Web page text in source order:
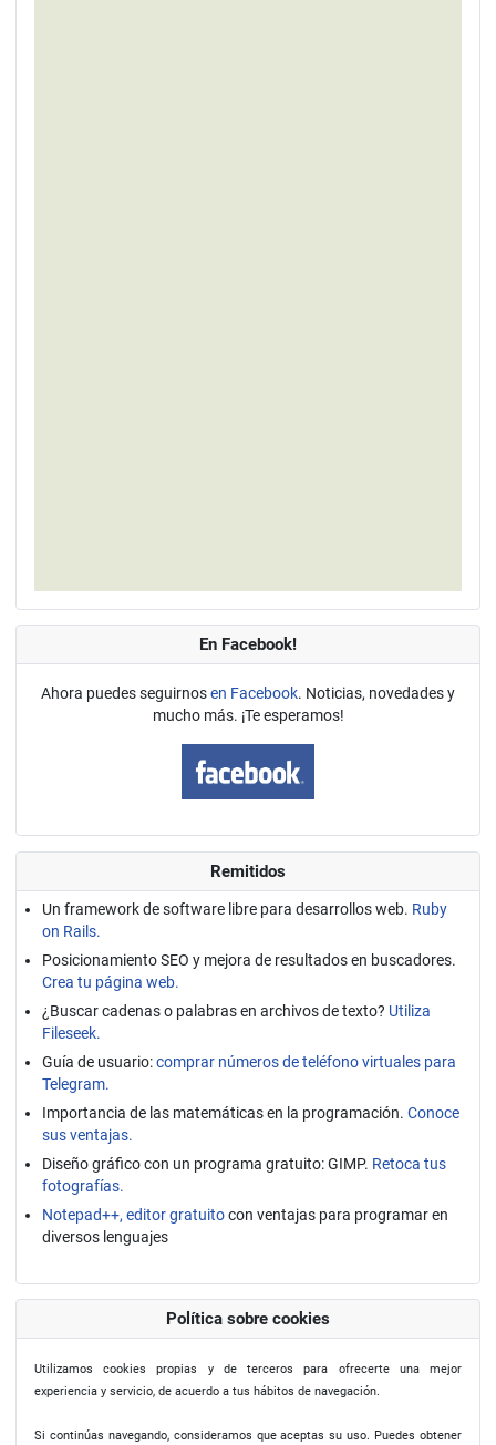
En Facebook!
Ahora puedes seguirnosen Facebook. Noticias, novedades y
mucho más. ¡Te esperamos!
Remitidos
Un framework de software libre para desarrollos web. Ruby
on Rails.
Posicionamiento SEO y mejora de resultados en buscadores.
Crea tu página web.
¿Buscar cadenas o palabras en archivos de texto? Utiliza
Fileseek.
Guía de usuario:comprar números de teléfono virtuales para
Telegram.
Importancia de las matemáticas en la programación. Conoce
sus ventajas.
Diseño gráfico con un programa gratuito: GIMP. Retoca tus
fotografías.
Notepad++, editor gratuitocon ventajas para programar en
diversos lenguajes
Política sobre cookies
Utilizamos cookies propias y de terceros para ofrecerte una mejor
experiencia y servicio, de acuerdo a tus hábitos de navegación.
Si continúas navegando, consideramos que aceptas su uso. Puedes obtener